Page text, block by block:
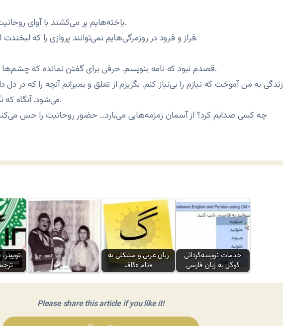
یاخته‌هایم پر می‌کشند با آوای روحانیت. به ملکوت. به عالم علوا.
فراز و فرود در روزمرگی‌هایم نمی‌توانند پروازی را که لبخندت ارزانیم می‌کنند، زندان کنند.
قصدم نبود که نامه بنویسم. حرفی برای گفتن نمانده که چشم‌ها بیشترین حرف‌ها را می‌زند.
زندگی به من آموخت که نیازم را بی‌نیاز کنم. بگریزم از تعلق و بمیرانم آنچه را که در دل
می‌شود. آنگاه که نگاهت را بر من می‌افشانی.
چه کسی صدایم کرد؟ از آسمان زمزمه‌هایی می‌بارد… حضور روحانیت را حس
زبان عربی و مشکلی به
نام «گاف»
خدمات نویسه‌گردانی
گوگل به زبان فارسی
Please share this article if you like it!